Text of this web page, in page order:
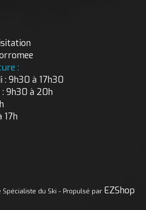
:
: 9h30 à 17h30
: 9h30 à 20h
17h
du Ski - Propulsé par EZShop